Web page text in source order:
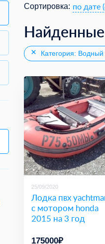
Сортировка: по дате
Категория: Водный
25/09/2020
Лодка пвх
с мотором honda
2015 на 3 год
175000₽